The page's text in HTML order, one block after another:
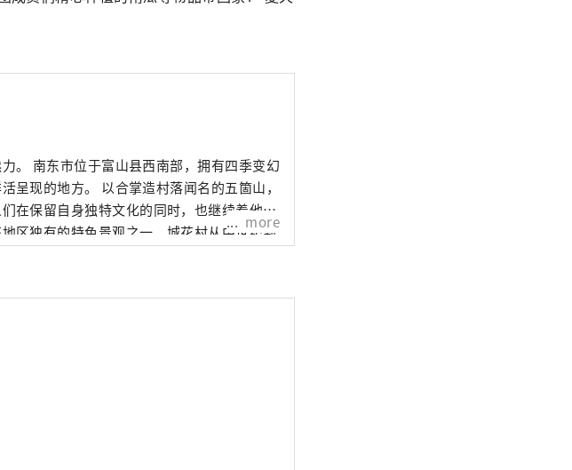
变幻
村落闻名的五箇山，
在保留自身独特文化的同时，也继续着他们
区独有的特色景观之一。城花村从中世纪到
以木雕艺术著称，这两个地方都拥有深厚的
村景观）总是充满旅游魅力，人们也总是面
more